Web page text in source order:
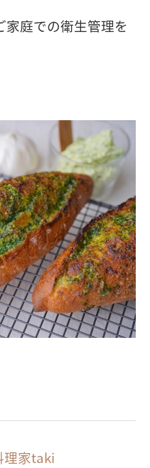
庭での衛生管理を
理家taki